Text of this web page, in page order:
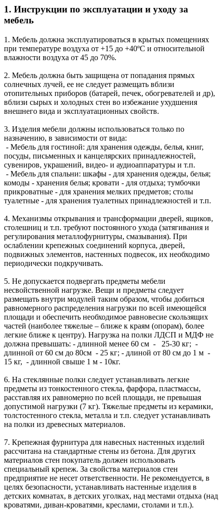
1. Инструкции по эксплуатации и уходу за
мебель
1. Мебель должна эксплуатироваться в крытых помещениях
при температуре воздуха от +15 до +40ºС и относительной
влажности воздуха от 45 до 70%.
2. Мебель должна быть защищена от попадания прямых
солнечных лучей, ее не следует размещать вблизи
отопительных приборов (батарей, печек, обогревателей и др),
вблизи сырых и холодных стен во избежание ухудшения
внешнего вида и эксплуатационных свойств.
3. Изделия мебели должны использоваться только по
назначению, в зависимости от вида:
- Мебель для гостиной: для хранения одежды, белья, книг,
посуды, письменных и канцелярских принадлежностей,
сувениров, украшений, видео- и аудиоаппаратуры и т.п.
- Мебель для спальни: шкафы - для хранения одежды, белья;
комоды - хранения белья; кровати - для отдыха; тумбочки
прикроватные - для хранения мелких предметов; столы
туалетные - для хранения туалетных принадлежностей и т.п.
4. Механизмы открывания и трансформации дверей, ящиков,
столешниц и т.п. требуют постоянного ухода (затягивания и
регулирования металлофурнитуры, смазывания). При
ослаблении крепежных соединений корпуса, дверей,
подвижных элементов, настенных подвесок, их необходимо
периодически подкручивать.
5. Не допускается подвергать предметы мебели
несвойственной нагрузке. Вещи и предметы следует
размещать внутри модулей таким образом, чтобы добиться
равномерного распределения нагрузки по всей имеющейся
площади и обеспечить необходимое равновесие скользящих
частей (наиболее тяжелые – ближе к краям (опорам), более
легкие ближе к центру). Нагрузка на полки ЛДСП и МДФ не
должна превышать: - длинной менее 60 см - 25-30 кг; -
длинной от 60 см до 80см - 25 кг; - длиной от 80 см до 1 м -
15 кг, - длинной свыше 1 м - 10кг.
6. На стеклянные полки следует устанавливать легкие
предметы из тонкостенного стекла, фарфора, пластмассы,
расставляя их равномерно по всей площади, не превышая
допустимой нагрузки (7 кг). Тяжелые предметы из керамики,
толстостенного стекла, металла и т.п. следует устанавливать
на полки из древесных материалов.
7. Крепежная фурнитура для навесных настенных изделий
рассчитана на стандартные стены из бетона. Для других
материалов стен покупатель должен использовать
специальный крепеж. За свойства материалов стен
предприятие не несет ответственности. Не рекомендуется, в
целях безопасности, устанавливать настенные изделия в
детских комнатах, в детских уголках, над местами отдыха (над
кроватями, диван-кроватями, креслами, столами и т.п.).